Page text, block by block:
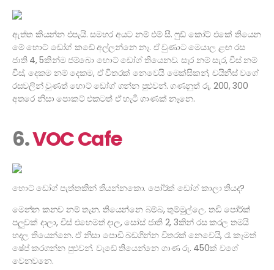
ඇත්ත කියන්න එපැයි. සමහර අයට නම් එම් සී. ෆුඩ් කෝට් එකේ තියෙන
මේ හොට් ඩෝග් කඩේ අල්ලන්නෙ නෑ. ඒ වුණාට මෙයාල ළඟ රස
ජාති 4, 5කින්ම ජම්බො හොට් ඩෝග් තියෙනව. සැර නම් සැර, චීස් නම්
චීස්, දෙකම නම් දෙකම, ඒ විතරක් නෙවෙයි මෙක්සිකන්, චයිනීස් වගේ
රසවලින් වුණත් හොට් ඩෝග් ගන්න පුළුවන්. ගණනුත් රු. 200, 300
අතරෙ නිසා පොකට් එකටත් ඒ හැටි ගාණක් නෑනෙ.
6.VOC Cafe
හොට් ඩෝග් පැත්තකින් තියන්නකො. පෝර්ක් ඩෝග් කාලා තියද?
මෙන්න කනව නම් තැන. තියෙන්නෙ බම්බ, තුම්මුල්ලෙ. තඩි පෝර්ක්
පලුවක් දාලා, චීස් එහෙමත් දාල, සෝස් ජාති 2, 3කින් රස කරල තමයි
හදල තියෙන්නෙ. ඒ නිසා පොඩි බඩගින්න විතරක් නෙවෙයි, රෑ කෑමත්
ෂේප් කරගන්න පුළුවන්. වැඩේ තියෙන්නෙ ගාණ රු. 450ක් වගේ
වෙනවනෙ.